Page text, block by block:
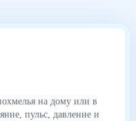
на дому или в
пульс, давление и